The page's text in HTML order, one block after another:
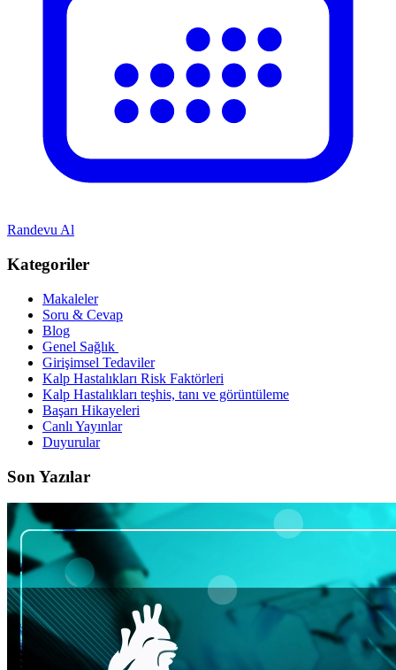
Randevu Al
Kategoriler
Makaleler
Soru & Cevap
Blog
Genel Sağlık
Girişimsel Tedaviler
Kalp Hastalıkları Risk Faktörleri
Kalp Hastalıkları teşhis, tanı ve görüntüleme
Başarı Hikayeleri
Canlı Yayınlar
Duyurular
Son Yazılar